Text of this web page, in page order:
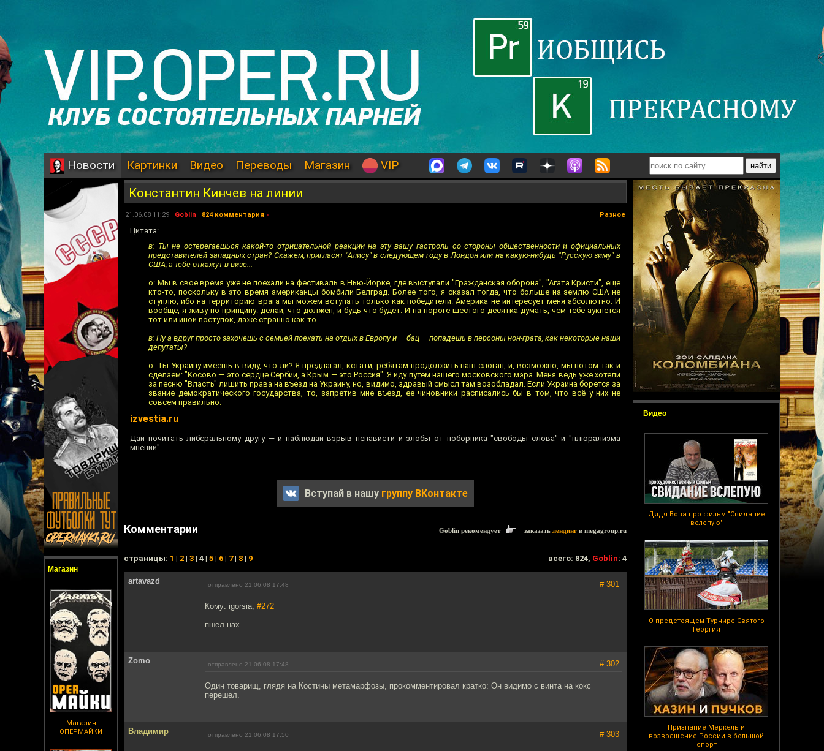
Новости Картинки Видео Переводы Магазин VIP
Магазин
Магазин
ОПЕРМАЙКИ
Видео
Дядя Вова про фильм "Свидание
вслепую"
О предстоящем Турнире Святого
Георгия
Признание Меркель и
возвращение России в большой
спорт
Константин Кинчев на линии
21.06.08 11:29 | Goblin | 824 комментария » Разное
Цитата:
в: Ты не остерегаешься какой-то отрицательной реакции на эту вашу гастроль со стороны общественности и официальных
представителей западных стран? Скажем, пригласят "Алису" в следующем году в Лондон или на какую-нибудь "Русскую зиму" в
США, а тебе откажут в визе...
о: Мы в свое время уже не поехали на фестиваль в Нью-Йорке, где выступали "Гражданская оборона", "Агата Кристи", еще
кто-то, поскольку в это время американцы бомбили Белград. Более того, я сказал тогда, что больше на землю США не
ступлю, ибо на территорию врага мы можем вступать только как победители. Америка не интересует меня абсолютно. И
вообще, я живу по принципу: делай, что должен, и будь что будет. И на пороге шестого десятка думать, чем тебе аукнется
тот или иной поступок, даже странно как-то.
в: Ну а вдруг просто захочешь с семьей поехать на отдых в Европу и — бац — попадешь в персоны нон-грата, как некоторые наши
депутаты?
о: Ты Украину имеешь в виду, что ли? Я предлагал, кстати, ребятам продолжить наш слоган, и, возможно, мы потом так и
сделаем: "Косово — это сердце Сербии, а Крым — это Россия". Я иду путем нашего московского мэра. Меня ведь уже хотели
за песню "Власть" лишить права на въезд на Украину, но, видимо, здравый смысл там возобладал. Если Украина борется за
звание демократического государства, то, запретив мне въезд, ее чиновники расписались бы в том, что всё у них не
совсем правильно.
izvestia.ru
Дай почитать либеральному другу — и наблюдай взрыв ненависти и злобы от поборника "свободы слова" и "плюрализма
мнений".
Вступай в нашу группу ВКонтакте
Комментарии Goblin рекомендует заказать лендинг в megagroup.ru
cтраницы: 1 | 2 | 3 | 4 | 5 | 6 | 7| 8 | 9 всего: 824, Goblin: 4
artavazd отправлено 21.06.08 17:48 # 301
Кому: igorsia, #272
пшел нах.
Zomo отправлено 21.06.08 17:48 # 302
Один товарищ, глядя на Костины метамарфозы, прокомментировал кратко: Он видимо с винта на кокс
перешел.
Владимир отправлено 21.06.08 17:50 # 303